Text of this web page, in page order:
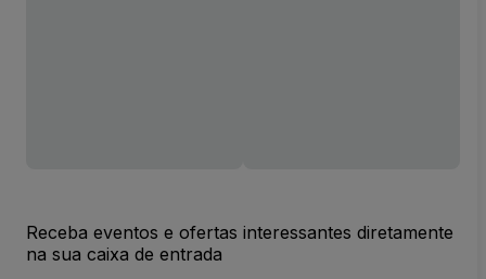
Receba eventos e ofertas interessantes diretamente
na sua caixa de entrada